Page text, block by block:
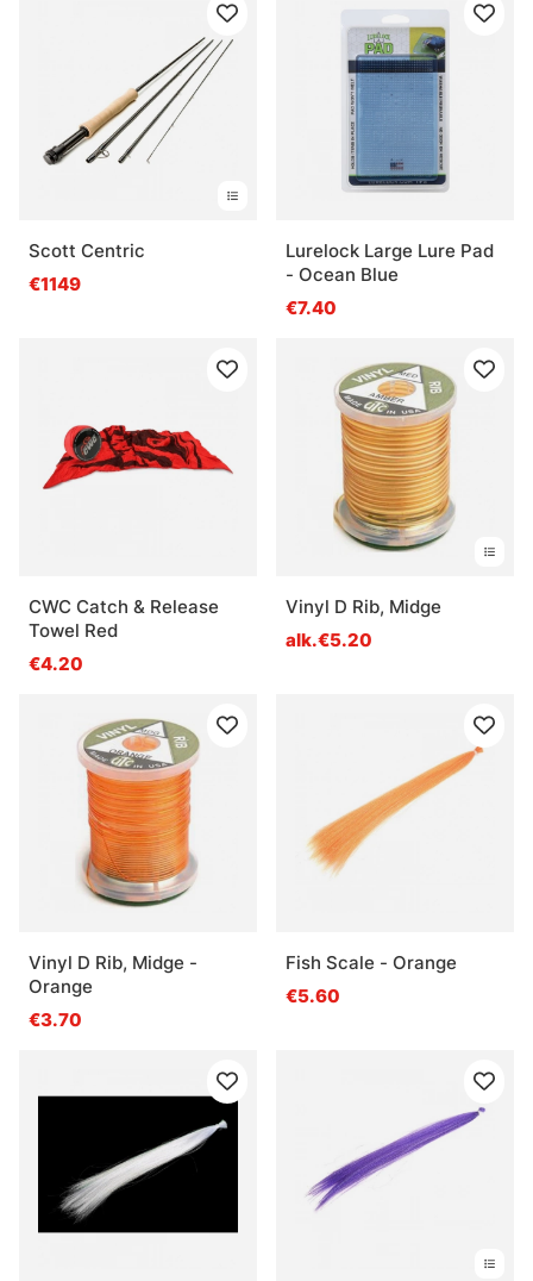
Scott Centric
€1149
Lurelock Large Lure Pad
- Ocean Blue
€7.40
CWC Catch & Release
Towel Red
€4.20
Vinyl D Rib, Midge
alk.€5.20
Vinyl D Rib, Midge -
Orange
€3.70
Fish Scale - Orange
€5.60